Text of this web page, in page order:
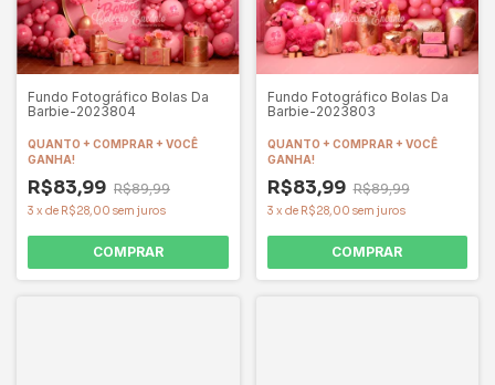
Fundo Fotográfico Bolas Da
Barbie-2023804
QUANTO + COMPRAR + VOCÊ
GANHA!
R$83,99 R$89,99
3 x de R$28,00 sem juros
COMPRAR
Fundo Fotográfico Bolas Da
Barbie-2023803
QUANTO + COMPRAR + VOCÊ
GANHA!
R$83,99 R$89,99
3 x de R$28,00 sem juros
COMPRAR